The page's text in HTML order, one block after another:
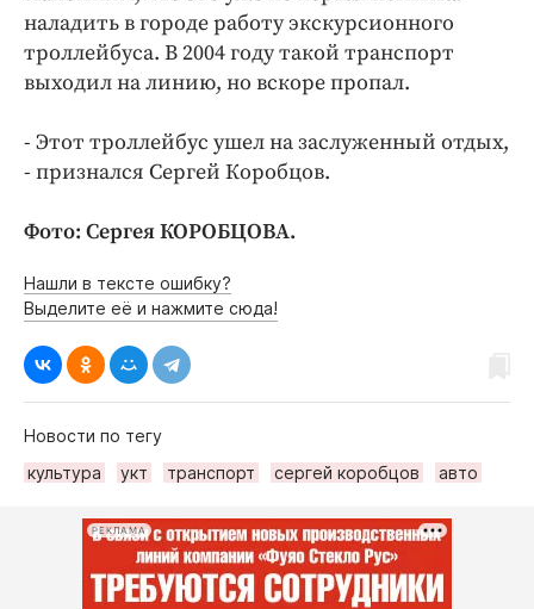
наладить в городе работу экскурсионного
троллейбуса. В 2004 году такой транспорт
выходил на линию, но вскоре пропал.
- Этот троллейбус ушел на заслуженный отдых,
- признался Сергей Коробцов.
Фото: Сергея КОРОБЦОВА.
Нашли в тексте ошибку?
Выделите её и нажмите сюда!
Новости по тегу
культура
укт транспорт сергей коробцов авто
РЕКЛАМА